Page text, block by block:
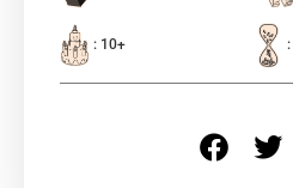
: 10+